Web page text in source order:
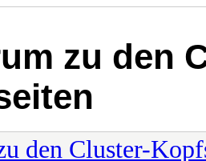
zu den
den Cluster-